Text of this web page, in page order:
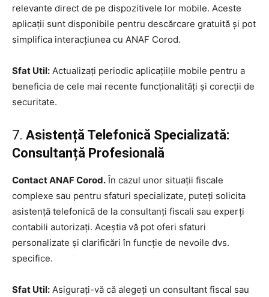
relevante direct de pe dispozitivele lor mobile. Aceste
aplicații sunt disponibile pentru descărcare gratuită și pot
simplifica interacțiunea cu ANAF Corod.
Sfat Util: Actualizați periodic aplicațiile mobile pentru a
beneficia de cele mai recente funcționalități și corecții de
securitate.
7. Asistență Telefonică Specializată:
Consultanță Profesională
Contact ANAF Corod. În cazul unor situații fiscale
complexe sau pentru sfaturi specializate, puteți solicita
asistență telefonică de la consultanți fiscali sau experți
contabili autorizați. Aceștia vă pot oferi sfaturi
personalizate și clarificări în funcție de nevoile dvs.
specifice.
Sfat Util: Asigurați-vă că alegeți un consultant fiscal sau